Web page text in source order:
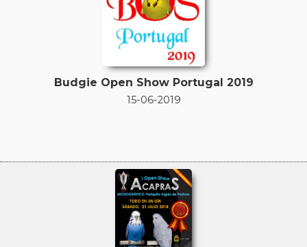
Budgie Open Show Portugal 2019
15-06-2019